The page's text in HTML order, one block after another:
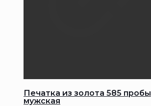
Печатка из золота 585 пробы
мужская